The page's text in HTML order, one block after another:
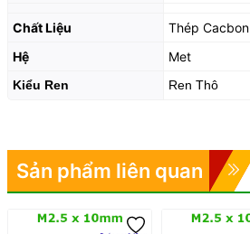
Chất Liệu
Thép Cacbon
Hệ
Met
Kiểu Ren Ren Thô
Sản phẩm liên quan